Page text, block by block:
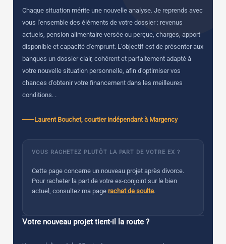
Chaque situation mérite une nouvelle analyse. Je reprends avec
vous l'ensemble des éléments de votre dossier : revenus
actuels, pension alimentaire versée ou perçue, charges, apport
disponible et capacité d'emprunt. L'objectif est de présenter aux
banques un dossier clair, cohérent et parfaitement adapté à
votre nouvelle situation personnelle, afin d'optimiser vos
chances d'obtenir votre financement dans les meilleures
conditions. .
Laurent Bouchet, courtier indépendant à Margency
VOUS RACHETEZ PLUTÔT LA PART DE VOTRE EX ?
Cette page concerne un nouveau projet après divorce.
Pour racheter la part de votre ex-conjoint sur le bien
actuel, consultez ma page rachat de soulte.
Votre nouveau projet tient-il la route ?